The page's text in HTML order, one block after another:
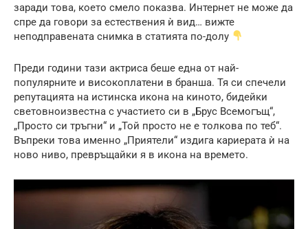
заради това, което смело показва. Интернет не може да
спре да говори за естествения ѝ вид… вижте
неподправената снимка в статията по-долу
Преди години тази актриса беше една от най-
популярните и високоплатени в бранша. Тя си спечели
репутацията на истинска икона на киното, бидейки
световноизвестна с участието си в „Брус Всемогъщ“,
„Просто си тръгни“ и „Той просто не е толкова по теб“.
Въпреки това именно „Приятели“ издига кариерата ѝ на
ново ниво, превръщайки я в икона на времето.